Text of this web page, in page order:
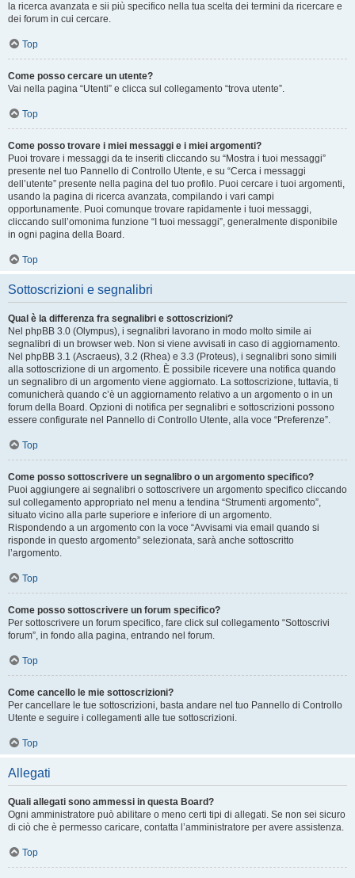
la ricerca avanzata e sii più specifico nella tua scelta dei termini da ricercare e
dei forum in cui cercare.
Top
Come posso cercare un utente?
Vai nella pagina “Utenti” e clicca sul collegamento “trova utente”.
Top
Come posso trovare i miei messaggi e i miei argomenti?
Puoi trovare i messaggi da te inseriti cliccando su “Mostra i tuoi messaggi”
presente nel tuo Pannello di Controllo Utente, e su “Cerca i messaggi
dell’utente” presente nella pagina del tuo profilo. Puoi cercare i tuoi argomenti,
usando la pagina di ricerca avanzata, compilando i vari campi
opportunamente. Puoi comunque trovare rapidamente i tuoi messaggi,
cliccando sull’omonima funzione “I tuoi messaggi”, generalmente disponibile
in ogni pagina della Board.
Top
Sottoscrizioni e segnalibri
Qual è la differenza fra segnalibri e sottoscrizioni?
Nel phpBB 3.0 (Olympus), i segnalibri lavorano in modo molto simile ai
segnalibri di un browser web. Non si viene avvisati in caso di aggiornamento.
Nel phpBB 3.1 (Ascraeus), 3.2 (Rhea) e 3.3 (Proteus), i segnalibri sono simili
alla sottoscrizione di un argomento. È possibile ricevere una notifica quando
un segnalibro di un argomento viene aggiornato. La sottoscrizione, tuttavia, ti
comunicherà quando c’è un aggiornamento relativo a un argomento o in un
forum della Board. Opzioni di notifica per segnalibri e sottoscrizioni possono
essere configurate nel Pannello di Controllo Utente, alla voce “Preferenze”.
Top
Come posso sottoscrivere un segnalibro o un argomento specifico?
Puoi aggiungere ai segnalibri o sottoscrivere un argomento specifico cliccando
sul collegamento appropriato nel menu a tendina “Strumenti argomento”,
situato vicino alla parte superiore e inferiore di un argomento.
Rispondendo a un argomento con la voce “Avvisami via email quando si
risponde in questo argomento” selezionata, sarà anche sottoscritto
l’argomento.
Top
Come posso sottoscrivere un forum specifico?
Per sottoscrivere un forum specifico, fare click sul collegamento “Sottoscrivi
forum”, in fondo alla pagina, entrando nel forum.
Top
Come cancello le mie sottoscrizioni?
Per cancellare le tue sottoscrizioni, basta andare nel tuo Pannello di Controllo
Utente e seguire i collegamenti alle tue sottoscrizioni.
Top
Allegati
Quali allegati sono ammessi in questa Board?
Ogni amministratore può abilitare o meno certi tipi di allegati. Se non sei sicuro
di ciò che è permesso caricare, contatta l’amministratore per avere assistenza.
Top